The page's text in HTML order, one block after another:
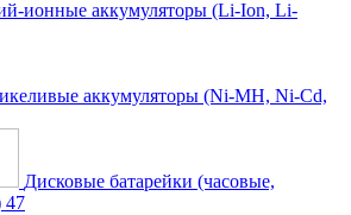
ионные аккумуляторы (Li-Ion, Li-
аккумуляторы (Ni-MH, Ni-Cd,
Дисковые батарейки (часовые,
47